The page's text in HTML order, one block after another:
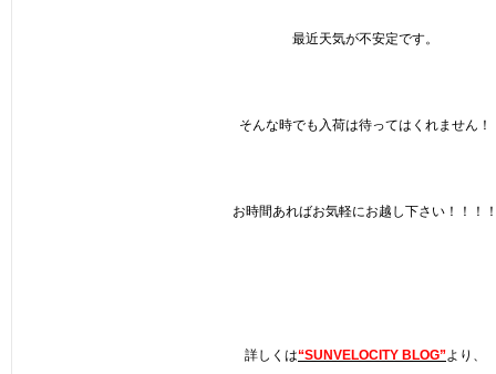
最近天気が不安定です。
そんな時でも入荷は待ってはくれません！
お時間あればお気軽にお越し下さい！！！
詳しくは“SUNVELOCITY BLOG”より、